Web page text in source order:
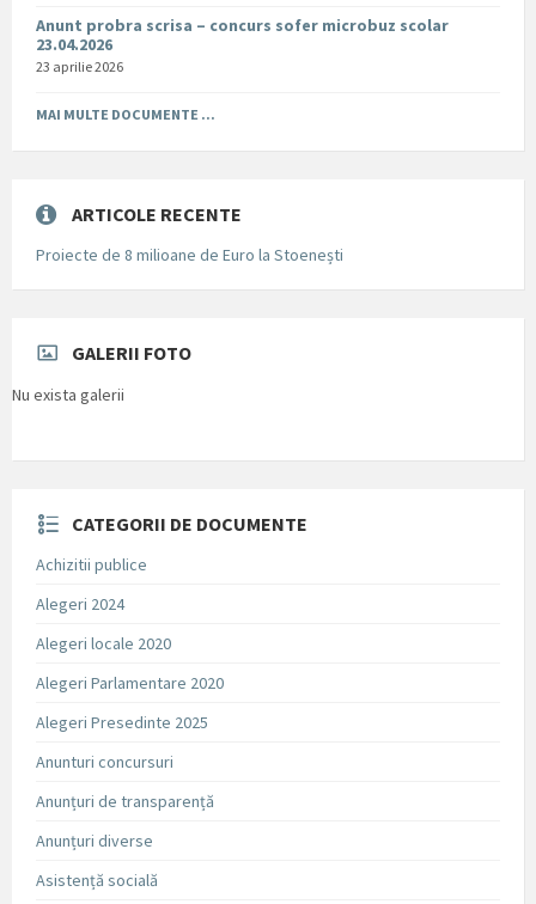
Anunt probra scrisa – concurs sofer microbuz scolar
23.04.2026
23 aprilie 2026
MAI MULTE DOCUMENTE ...
ARTICOLE RECENTE
Proiecte de 8 milioane de Euro la Stoenești
GALERII FOTO
Nu exista galerii
CATEGORII DE DOCUMENTE
Achizitii publice
Alegeri 2024
Alegeri locale 2020
Alegeri Parlamentare 2020
Alegeri Presedinte 2025
Anunturi concursuri
Anunțuri de transparență
Anunțuri diverse
Asistență socială